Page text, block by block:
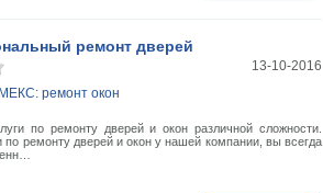
ремонт дверей
13-10-2016
ремонт окон
по ремонту дверей и окон различной сложности.
по ремонту дверей и окон у нашей компании, вы всегда